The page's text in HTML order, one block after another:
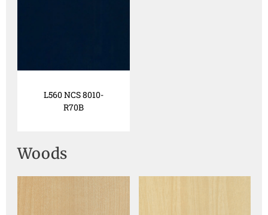
L560 NCS 8010-
R70B
Woods